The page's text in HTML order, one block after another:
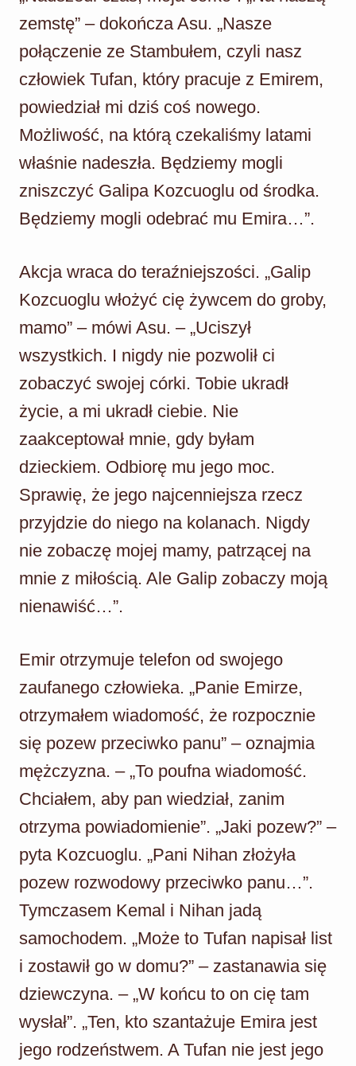
zemstę” – dokończa Asu. „Nasze
połączenie ze Stambułem, czyli nasz
człowiek Tufan, który pracuje z Emirem,
powiedział mi dziś coś nowego.
Możliwość, na którą czekaliśmy latami
właśnie nadeszła. Będziemy mogli
zniszczyć Galipa Kozcuoglu od środka.
Będziemy mogli odebrać mu Emira…”.
Akcja wraca do teraźniejszości. „Galip
Kozcuoglu włożyć cię żywcem do groby,
mamo” – mówi Asu. – „Uciszył
wszystkich. I nigdy nie pozwolił ci
zobaczyć swojej córki. Tobie ukradł
życie, a mi ukradł ciebie. Nie
zaakceptował mnie, gdy byłam
dzieckiem. Odbiorę mu jego moc.
Sprawię, że jego najcenniejsza rzecz
przyjdzie do niego na kolanach. Nigdy
nie zobaczę mojej mamy, patrzącej na
mnie z miłością. Ale Galip zobaczy moją
nienawiść…”.
Emir otrzymuje telefon od swojego
zaufanego człowieka. „Panie Emirze,
otrzymałem wiadomość, że rozpocznie
się pozew przeciwko panu” – oznajmia
mężczyzna. – „To poufna wiadomość.
Chciałem, aby pan wiedział, zanim
otrzyma powiadomienie”. „Jaki pozew?” –
pyta Kozcuoglu. „Pani Nihan złożyła
pozew rozwodowy przeciwko panu…”.
Tymczasem Kemal i Nihan jadą
samochodem. „Może to Tufan napisał list
i zostawił go w domu?” – zastanawia się
dziewczyna. – „W końcu to on cię tam
wysłał”. „Ten, kto szantażuje Emira jest
jego rodzeństwem. A Tufan nie jest jego